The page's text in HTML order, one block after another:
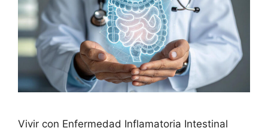
Vivir con Enfermedad Inflamatoria Intestinal